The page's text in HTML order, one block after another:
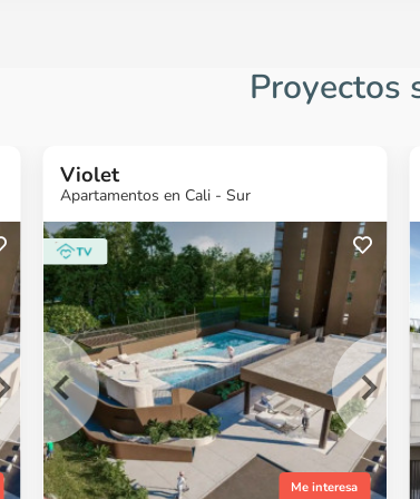
Proyectos
¿Quieres más
información?
Ver Proyecto
Violet
Apartamentos en Cali - Sur
Me interesa
¿Quieres más
información?
Ver Proyecto